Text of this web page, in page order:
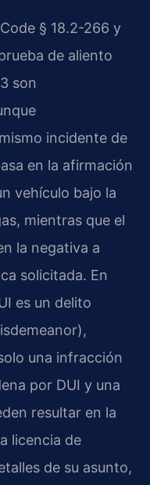
§ 18.2-266 y
de aliento
son
incidente de
en la afirmación
vehículo bajo la
mientras que el
la negativa a
solicitada. En
es un delito
una infracción
por DUI y una
resultar en la
licencia de
de su asunto,